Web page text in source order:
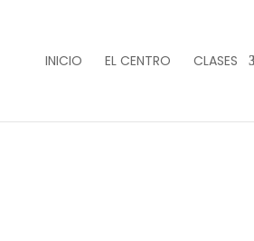
INICIO EL CENTRO CLASES